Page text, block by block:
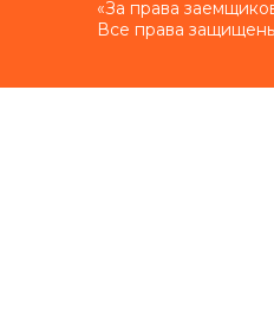
«За права
Все права